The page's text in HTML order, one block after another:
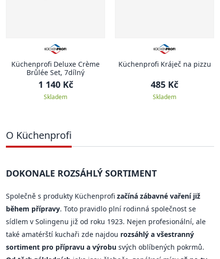
Küchenprofi Deluxe Crème
Brûlée Set, 7dílný
1 140 Kč
Skladem
Küchenprofi Kráječ na pizzu
485 Kč
Skladem
O Küchenprofi
DOKONALE ROZSÁHLÝ SORTIMENT
Společně s produkty Küchenprofi začíná zábavné vaření již
během přípravy. Toto pravidlo plní rodinná společnost se
sídlem v Solingenu již od roku 1923. Nejen profesionální, ale
také amatérští kuchaři zde najdou rozsáhlý a všestranný
sortiment pro přípravu a výrobu svých oblíbených pokrmů.